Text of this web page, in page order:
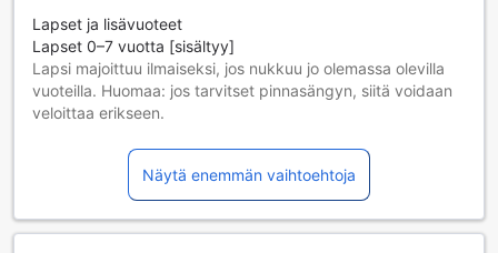
Lapset ja lisävuoteet
Lapset 0–7 vuotta [sisältyy]
Lapsi majoittuu ilmaiseksi, jos nukkuu jo olemassa olevilla
vuoteilla. Huomaa: jos tarvitset pinnasängyn, siitä voidaan
veloittaa erikseen.
tarkista kunkin huoneen kohdalta huonekoko lisätietoa
Kun varaat enemmän kuin 5 huonetta, eri käytännöt ja
ehdot saattavat päteä.
Näytä enemmän vaihtoehtoja